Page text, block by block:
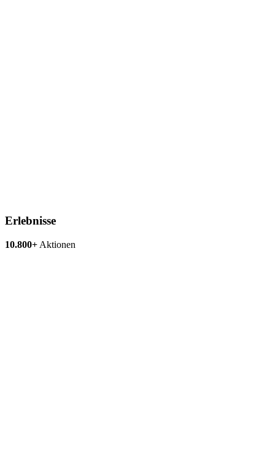
Erlebnisse
10.800+ Aktionen